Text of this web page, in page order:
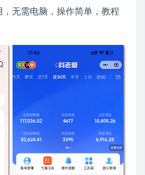
，无需电脑，操作简单，教程